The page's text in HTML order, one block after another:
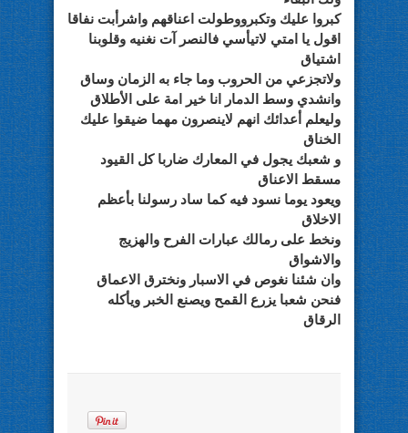
كبروا عليك وتكبرووطولت اعناقهم واشرأبت نفاقا
اقول يا امتي لاتيأسي فالنصر آت نغنيه وقلوبنا
اشتياق
ولاتجزعي من الحروب وما جاء به الزمان وساق
وانشدي وسط الدمار انا خير امة على الأطلاق
وليعلم أعدائك انهم لاينصرون مهما ضيقوا عليك
الخناق
و شعبك يجول في المعارك ضاربا كل القيود
مسقط الاعناق
ويعود يوما نسود فيه كما ساد رسولنا بأعظم
الاخلاق
ونخط على رمالك عبارات الفرح والهزيج
والاشواق
وان شئنا نغوص في الاسبار ونخترق الاعماق
فنحن شعبا يزرع القمح ويصنع الخبر ويأكله
الرقاق